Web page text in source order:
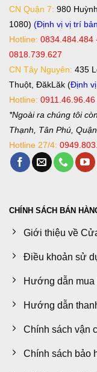
CN Quận 7: 980
1080) (Định vị vị trí
Hotline: 0834.484.484
0818.739.627
CN Tây Nguyên: 435
Thuột, ĐăkLăk (Định
Hotline:
*Ngoài ra chúng tôi
Thạnh, Tân Phú,
Hotline 27/4:
CHÍNH SÁCH BÁN
Giới thiệu về
Điều khoản sử
Hướng dẫn mua
Hướng dẫn
Chính sách vận
Chính sách bảo